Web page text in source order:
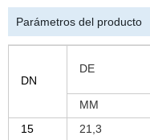
Parámetros del producto
DN
DE
MM
15
21,3